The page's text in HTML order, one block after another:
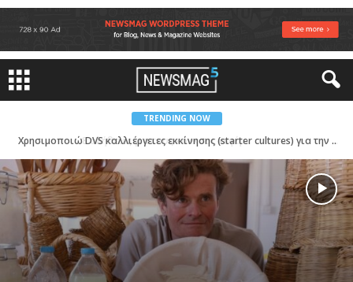
TRENDING NOW
Χρησιμοποιώ DVS καλλιέργειες εκκίνησης (starter cultures) για την παρασκευή του προβιοτικού ποτού Shalgam – Αυτός είναι ο 5ος τρόπος παρασκευής του Şalgam